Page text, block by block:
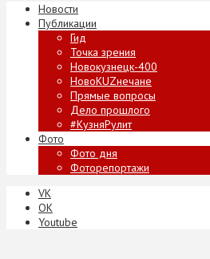
Новости
Публикации
Гид
Точка зрения
Новокузнецк-400
НовоKUZнечане
Прямые вопросы
Дело прошлого
#КузняРулит
Фото
Фото дня
Фоторепортажи
VK
ОК
Youtube